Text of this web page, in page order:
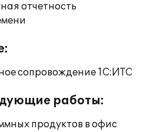
отчетность
сопровождение 1С:ИТС
работы:
продуктов в офис